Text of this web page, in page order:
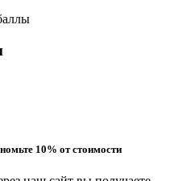
и ОТ
и
10% от стоимости